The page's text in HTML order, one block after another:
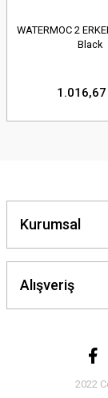
WATERMOC 2
Black
1.016,67
Kurumsal
Alışveriş
2022